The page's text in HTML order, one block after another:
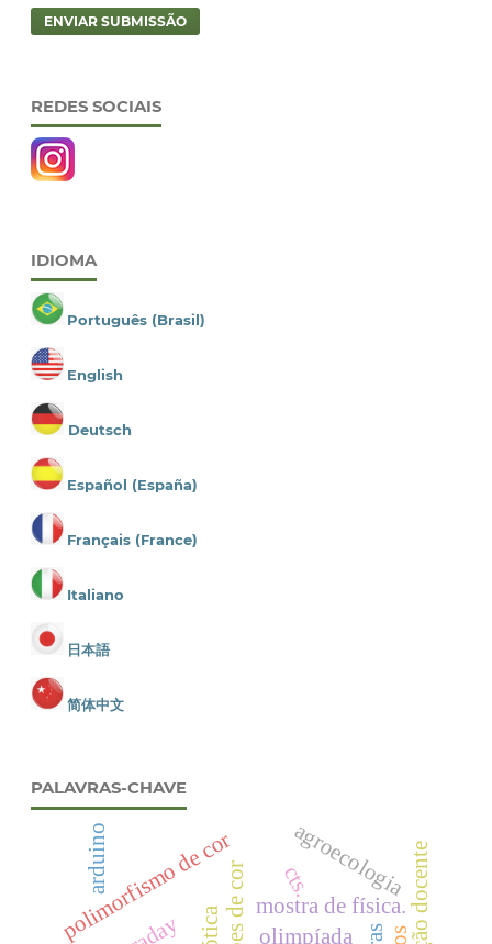
ENVIAR SUBMISSÃO
REDES SOCIAIS
IDIOMA
Português (Brasil)
English
Deutsch
Español (España)
Français (France)
Italiano
日本語
简体中文
PALAVRAS-CHAVE
olimpíada
polimorfismo de cor mostra de física.
cts.
agroecologia
arduino